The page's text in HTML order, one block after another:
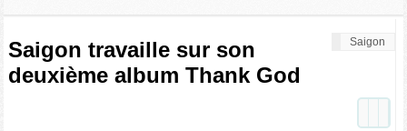
Saigon
Saigon travaille sur son
deuxième album Thank God